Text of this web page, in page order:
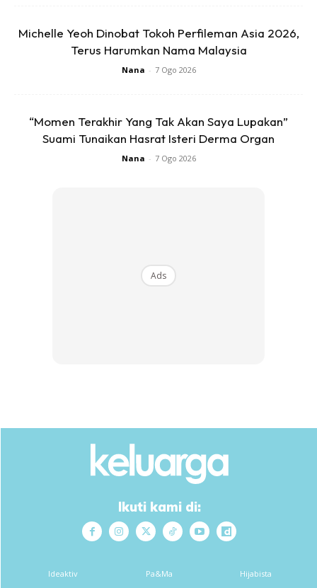
Abdullah Kadir
Michelle Yeoh Dinobat Tokoh Perfileman Asia 2026,
Terus Harumkan Nama Malaysia
Nana - 7 Ogo 2026
“Momen Terakhir Yang Tak Akan Saya Lupakan”
Suami Tunaikan Hasrat Isteri Derma Organ
Nana - 7 Ogo 2026
Ads
Ikuti kami di:
Ideaktiv Pa&Ma Hijabista